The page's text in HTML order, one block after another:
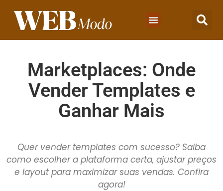
Marketplaces: Onde
Vender Templates e
Ganhar Mais
Quer vender templates com sucesso? Saiba
como escolher a plataforma certa, ajustar preços
e layout para maximizar suas vendas. Confira
agora!